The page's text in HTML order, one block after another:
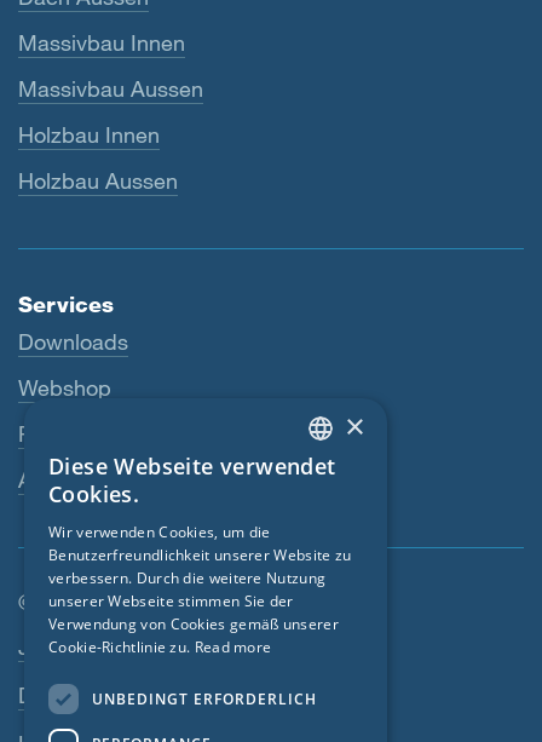
Massivbau Innen
Massivbau Aussen
Holzbau Innen
Holzbau Aussen
Services
Downloads
Webshop
Fachhändler
Ansprechperson
© SIGA 2026
Footer-Navigation
Jobs
Datenschutz
ENGLISH
FRENCH
CZECH
×
Diese Webseite verwendet
Cookies.
Wir verwenden Cookies, um die
Benutzerfreundlichkeit unserer Website zu
verbessern. Durch die weitere Nutzung
unserer Webseite stimmen Sie der
Verwendung von Cookies gemäß unserer
Cookie-Richtlinie zu. Read more
UNBEDINGT ERFORDERLICH